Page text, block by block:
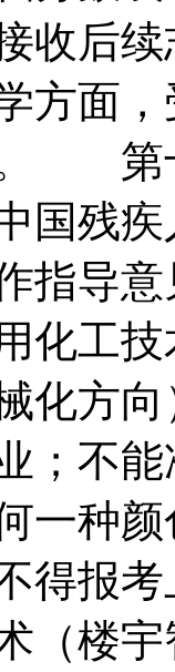
接收
方面
第
国残
指导
化工
化方
；不
一种
得报
（楼